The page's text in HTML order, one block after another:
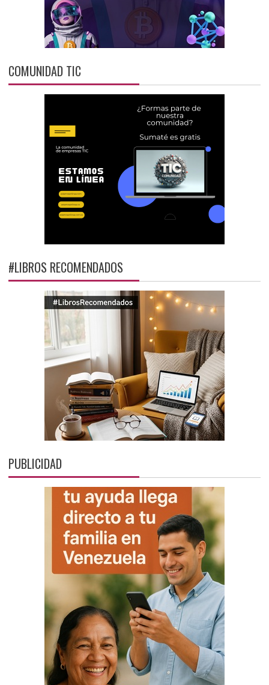
COMUNIDAD TIC
#LIBROS RECOMENDADOS
PUBLICIDAD